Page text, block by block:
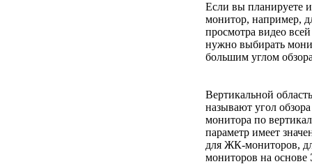
Если вы планируете
монитор, например,
просмотра видео
нужно выбирать
большим углом
Вертикальной
называют угол
монитора по
параметр имеет
для ЖК-мониторов,
мониторов на